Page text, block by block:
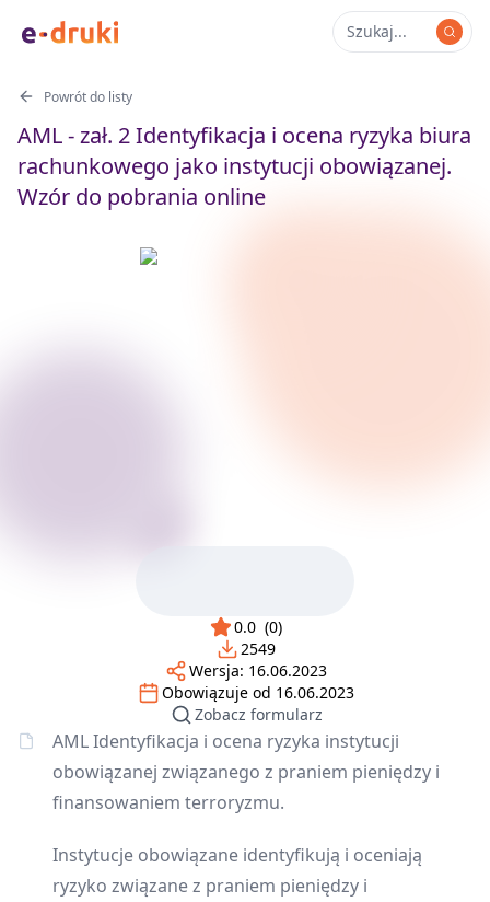
Powrót do listy
AML - zał. 2 Identyfikacja i ocena ryzyka biura
rachunkowego jako instytucji obowiązanej.
Wzór do pobrania online
0.0 (0)
2549
Wersja: 16.06.2023
Obowiązuje od 16.06.2023
Zobacz formularz
AML Identyfikacja i ocena ryzyka instytucji
obowiązanej związanego z praniem pieniędzy i
finansowaniem terroryzmu.
Instytucje obowiązane identyfikują i oceniają
ryzyko związane z praniem pieniędzy i